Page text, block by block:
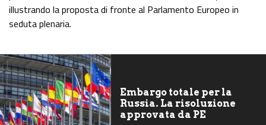
illustrando la proposta di fronte al Parlamento Europeo in
seduta plenaria.
Embargo totale per la
Russia. La risoluzione
approvata da PE